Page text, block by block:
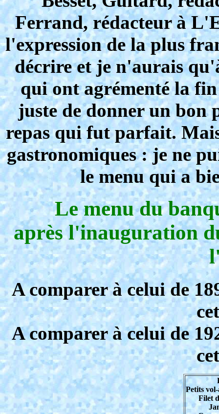
Ferrand, rédacteur à
l'expression de la plus
décrire et je n'aurais
qui ont agrémenté la
juste de donner un bon
repas qui fut parfait.
gastronomiques : je ne
le menu qui a
Le menu du
après l'inauguration
A comparer à celui de
A comparer à celui de
Petits
Filet